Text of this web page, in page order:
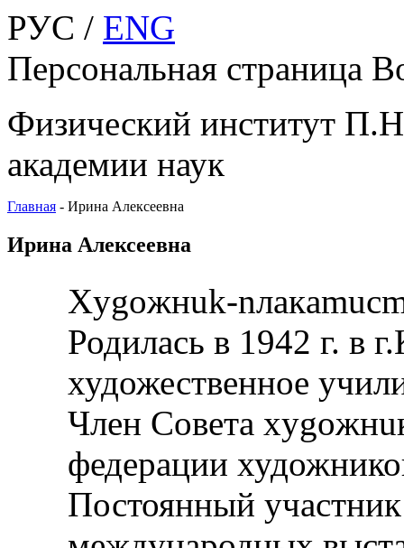
РУС / ENG
Персональная страница
Физический институт
академии наук
Главная - Ирина Алексеевна
Ирина Алексеевна
Xygoжнuk-
Родилась в 1942 г. в
художественное
Член Coветa
федерации
Постоянный